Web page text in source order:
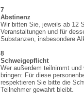
7
Abstinenz
Wir bitten Sie, jeweils ab 12
Veranstaltungen und für
Substanzen, insbesondere
8
Schweigepflicht
Wer außerdem teilnimmt und
bringen: Für diese
respektieren Sie bitte die
Teilnehmer gewahrt bleibt.